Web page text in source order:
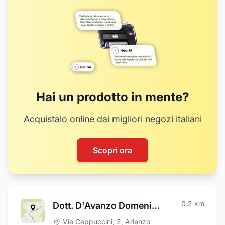
Hai un prodotto in mente?
Acquistalo online dai migliori negozi italiani
Scopri ora
Dott. D'Avanzo Domenico Studio Medico 0.2 km
Via Cappuccini, 2, Arienzo